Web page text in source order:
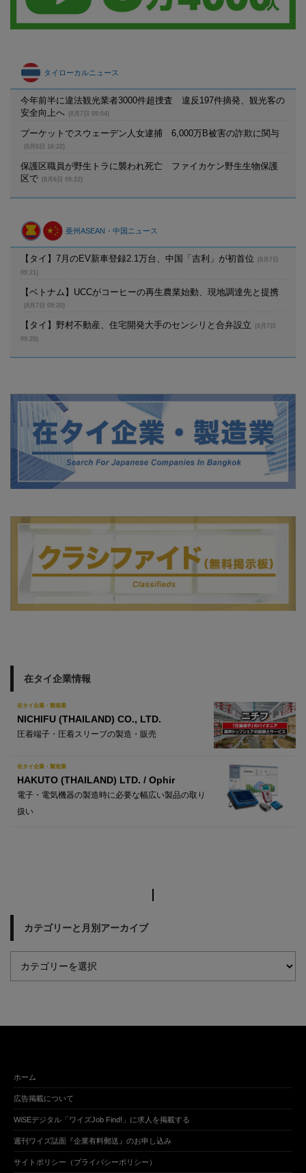
タイローカルニュース
今年前半に違法観光業者3000件超捜査 違反197件摘発、観光客の
安全向上へ
(8月7日 09:04)
プーケットでスウェーデン人女逮捕 6,000万B被害の詐欺に関与
(8月6日 16:22)
保護区職員が野生トラに襲われ死亡 ファイカケン野生生物保護
区で
(8月6日 09:22)
亜州ASEAN・中国ニュース
【タイ】7月のEV新車登録2.1万台、中国「吉利」が初首位
(8月7日
09:21)
【ベトナム】UCCがコーヒーの再生農業始動、現地調達先と提携
(8月7日 09:20)
【タイ】野村不動産、住宅開発大手のセンシリと合弁設立
(8月7日
09:20)
在タイ企業情報
在タイ企業・製造業
NICHIFU (THAILAND) CO., LTD.
圧着端子・圧着スリーブの製造・販売
在タイ企業・製造業
HAKUTO (THAILAND) LTD. / Ophir
電子・電気機器の製造時に必要な幅広い製品の取り
扱い
カテゴリーと月別アーカイブ
ホーム
広告掲載について
WiSEデジタル「ワイズJob Find!」に求人を掲載する
週刊ワイズ誌面『企業有料郵送』のお申し込み
サイトポリシー（プライバシーポリシー）